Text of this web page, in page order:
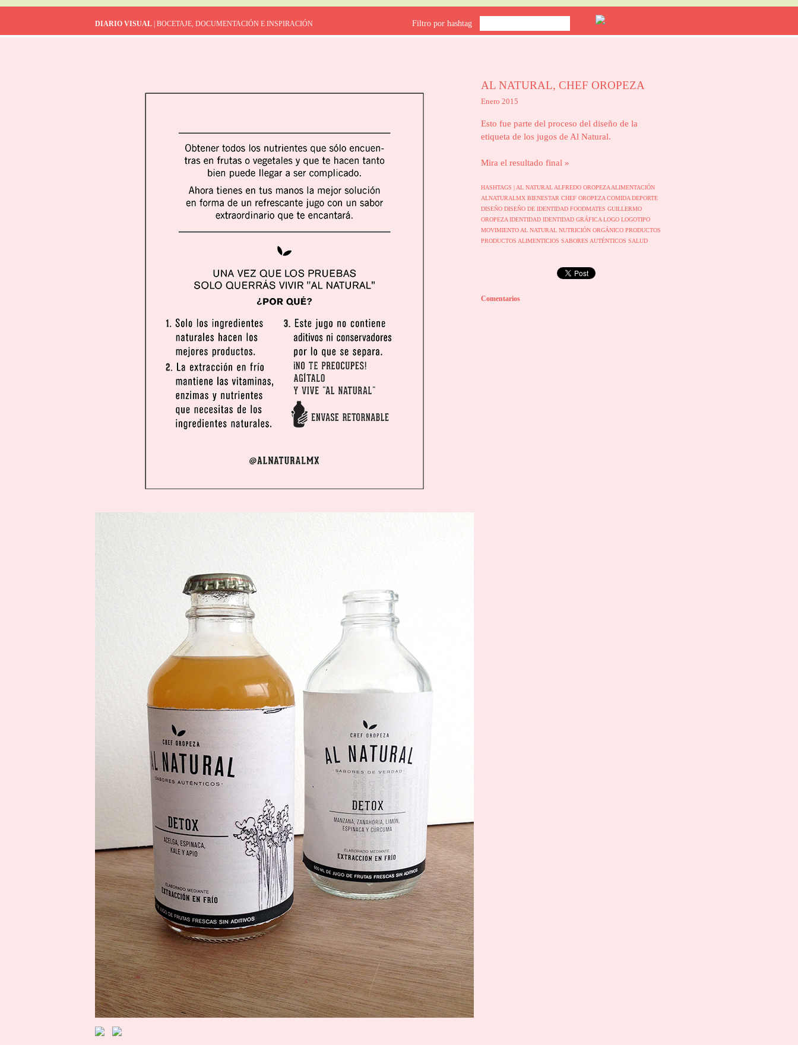
DIARIO VISUAL | BOCETAJE, DOCUMENTACIÓN E INSPIRACIÓN Filtro por hashtag
AL NATURAL, CHEF OROPEZA
Enero 2015
Esto fue parte del proceso del diseño de la
etiqueta de los jugos de Al Natural.
Mira el resultado final »
HASHTAGS | AL NATURAL ALFREDO OROPEZA ALIMENTACIÓN
ALNATURALMX BIENESTAR CHEF OROPEZA COMIDA DEPORTE
DISEÑO DISEÑO DE IDENTIDAD FOODMATES GUILLERMO
OROPEZA IDENTIDAD IDENTIDAD GRÁFICA LOGO LOGOTIPO
MOVIMIENTO AL NATURAL NUTRICIÓN ORGÁNICO PRODUCTOS
PRODUCTOS ALIMENTICIOS SABORES AUTÉNTICOS SALUD
Comentarios